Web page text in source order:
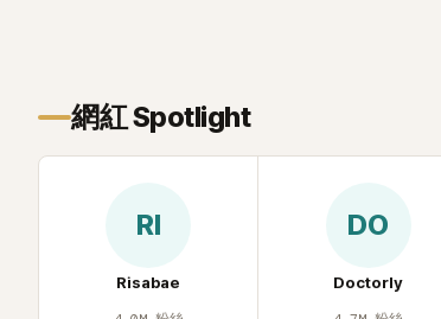
網紅 Spotlight
RI
Risabae
DO
Doctorly